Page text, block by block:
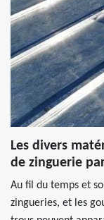
Les divers
de zinguerie
Au fil du temps et
zingueries, et les